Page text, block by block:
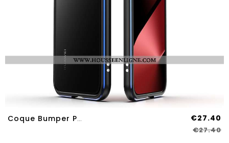
Coque Bumper Pour Huawei Pura 80 Pro Avec Protection D'Objectif €27.40
€27.40